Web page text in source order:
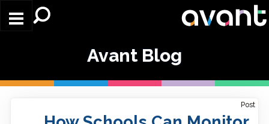
Skip to main content
Avant Blog
Post